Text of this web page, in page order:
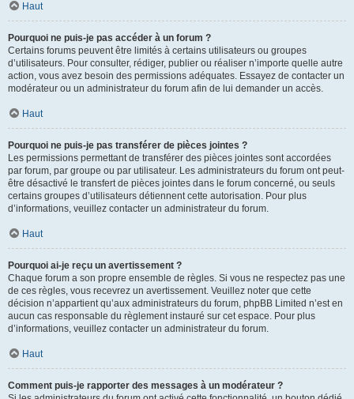
Haut
Pourquoi ne puis-je pas accéder à un forum ?
Certains forums peuvent être limités à certains utilisateurs ou groupes
d’utilisateurs. Pour consulter, rédiger, publier ou réaliser n’importe quelle autre
action, vous avez besoin des permissions adéquates. Essayez de contacter un
modérateur ou un administrateur du forum afin de lui demander un accès.
Haut
Pourquoi ne puis-je pas transférer de pièces jointes ?
Les permissions permettant de transférer des pièces jointes sont accordées
par forum, par groupe ou par utilisateur. Les administrateurs du forum ont peut-
être désactivé le transfert de pièces jointes dans le forum concerné, ou seuls
certains groupes d’utilisateurs détiennent cette autorisation. Pour plus
d’informations, veuillez contacter un administrateur du forum.
Haut
Pourquoi ai-je reçu un avertissement ?
Chaque forum a son propre ensemble de règles. Si vous ne respectez pas une
de ces règles, vous recevrez un avertissement. Veuillez noter que cette
décision n’appartient qu’aux administrateurs du forum, phpBB Limited n’est en
aucun cas responsable du règlement instauré sur cet espace. Pour plus
d’informations, veuillez contacter un administrateur du forum.
Haut
Comment puis-je rapporter des messages à un modérateur ?